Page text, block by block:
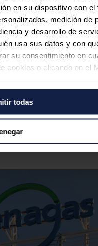
en su dispositivo con el
medición de
y desarrollo de
usa sus datos y con
su consentimiento en
cookies o clicando en el
su ubicación geográfica
varios metros
activamente
digitales)
en cualquier
para personalizar el
de redes sociales y
todas
resultados de